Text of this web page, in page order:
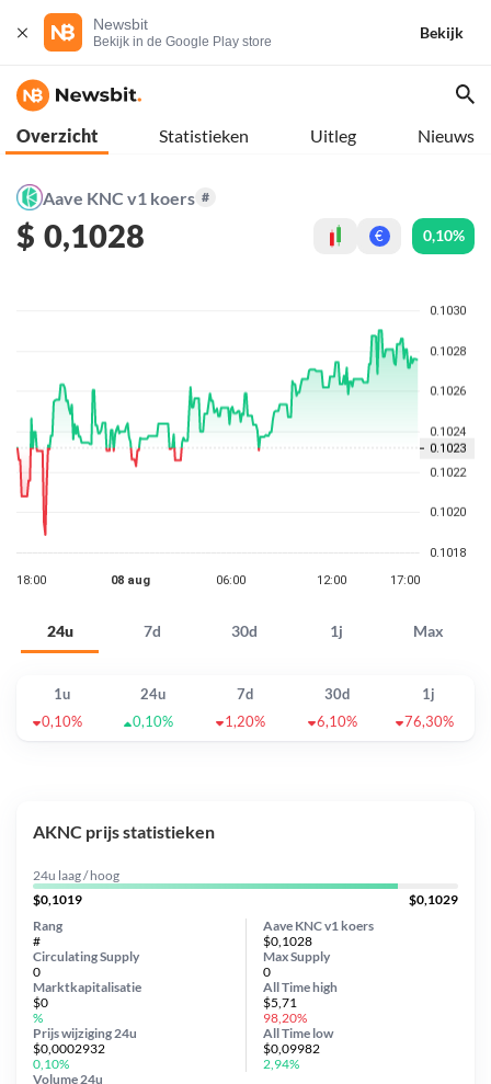
Newsbit
Bekijk in de Google Play store
Bekijk
Overzicht Statistieken Uitleg Nieuws
Aave KNC v1 koers #
$ 0,1028 € 0,10%
24u 7d 30d 1j Max
1u 24u 7d 30d
1j
0,10%
0,10% 1,20% 6,10% 76,30%
AKNC prijs statistieken
24u laag / hoog
$0,1019
$0,1029
Aave KNC v1 koers
$0,1028
Circulating Supply
0
Prijs wijziging 24u
$0,0002932
0,10%
Max Supply
0
Marktkapitalisatie
$0
%
Volume 24u
Rang
#
All Timehigh
$5,71
98,20%
All Time low
$0,09982
2,94%